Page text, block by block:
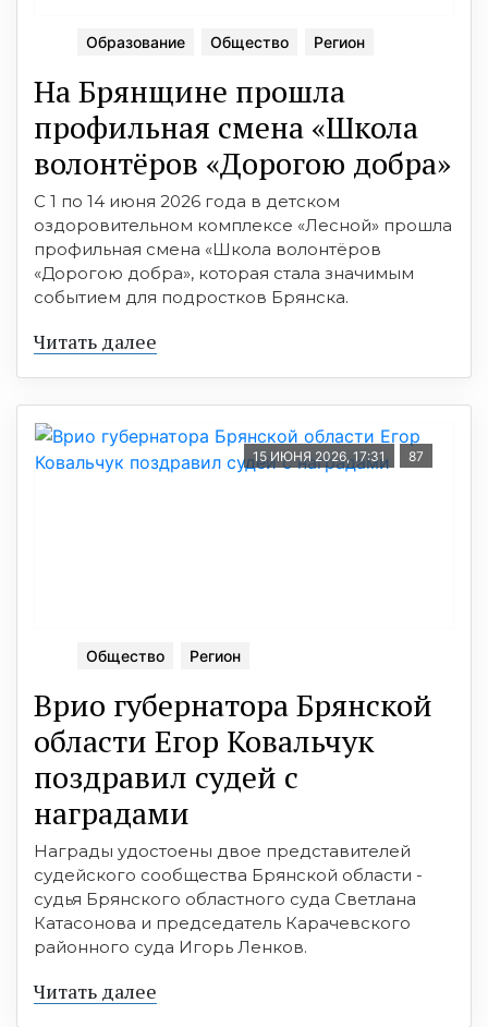
Образование Общество Регион
На Брянщине прошла
профильная смена «Школа
волонтёров «Дорогою добра»
С 1 по 14 июня 2026 года в детском
оздоровительном комплексе «Лесной» прошла
профильная смена «Школа волонтёров
«Дорогою добра», которая стала значимым
событием для подростков Брянска.
Читать далее
15 ИЮНЯ 2026, 17:31 87
Общество Регион
Врио губернатора Брянской
области Егор Ковальчук
поздравил судей с
наградами
Награды удостоены двое представителей
судейского сообщества Брянской области -
судья Брянского областного суда Светлана
Катасонова и председатель Карачевского
районного суда Игорь Ленков.
Читать далее